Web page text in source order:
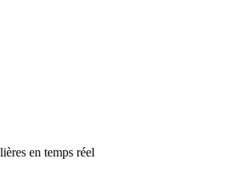
en temps réel